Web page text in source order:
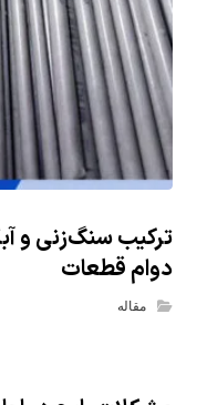
ترکیب سنگ‌زنی و
دوام قطعات
مقاله